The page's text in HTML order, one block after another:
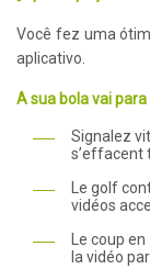
Você fez uma
aplicativo.
A sua bola vai
Signalez
s’effacent
Le golf
vidéos
Le coup
la vidéo